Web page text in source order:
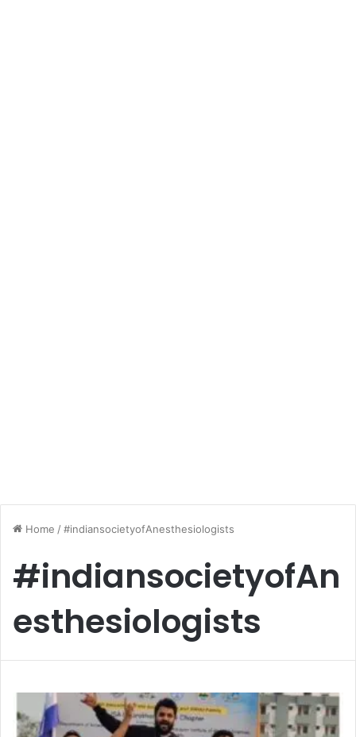
Home /#indiansocietyofAnesthesiologists
#indiansocietyofAn
esthesiologists